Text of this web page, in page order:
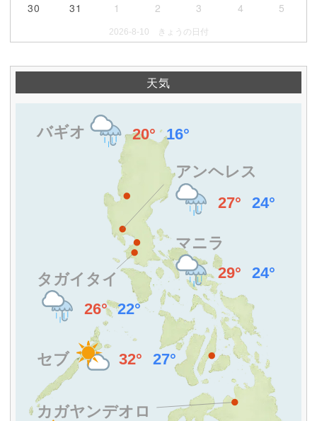
30 31 1 2 3 4 5
2026-8-10 きょうの日付
天気